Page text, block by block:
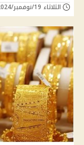
الثلاثاء 19/نوفمبر/2024 - 09:25 م